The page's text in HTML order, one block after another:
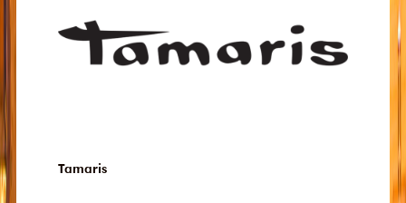
Tamaris